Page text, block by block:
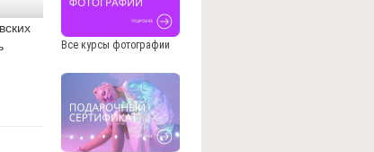
Все курсы фотографии